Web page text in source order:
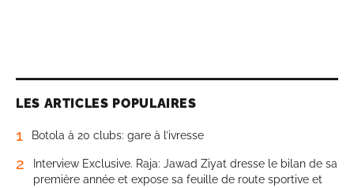
LES ARTICLES POPULAIRES
1 Botola à 20 clubs: gare à l’ivresse
2
Interview Exclusive. Raja: Jawad Ziyat dresse le bilan de sa
première année et expose sa feuille de route sportive et